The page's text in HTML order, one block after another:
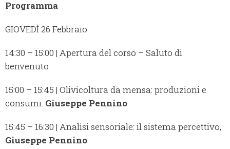
Programma
GIOVEDÌ 26 Febbraio
14:30 – 15:00 | Apertura del corso – Saluto di
benvenuto
15:00 – 15:45 | Olivicoltura da mensa: produzioni e
consumi. Giuseppe Pennino
15:45 – 16:30 | Analisi sensoriale: il sistema percettivo,
Giuseppe Pennino